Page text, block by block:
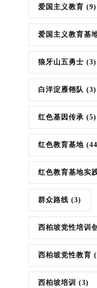
爱国主义教育 (9)
爱国主义教育基
狼牙山五勇士 (3)
白洋淀雁翎队 (3)
红色基因传承 (5)
红色教育基地
红色教育基地实
群众路线 (3)
西柏坡党性培训
西柏坡党性教育
西柏坡培训 (3)